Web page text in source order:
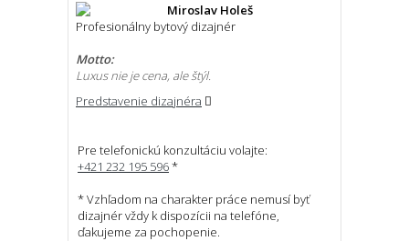
Miroslav Holeš
Profesionálny bytový dizajnér
Motto:
Luxus nie je cena, ale štýl.
Predstavenie dizajnéra
Pre telefonickú konzultáciu volajte:
+421 232 195 596*
* Vzhľadom na charakter práce nemusí byť
dizajnér vždy k dispozícii na telefóne,
ďakujeme za pochopenie.